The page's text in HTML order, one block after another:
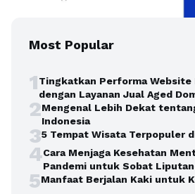
Most Popular
1Tingkatkan Performa Website
dengan Layanan Jual Aged
2Mengenal Lebih Dekat
Indonesia
35 Tempat Wisata Terpopuler
4Cara Menjaga Kesehatan
Pandemi untuk Sobat
5Manfaat Berjalan Kaki untuk